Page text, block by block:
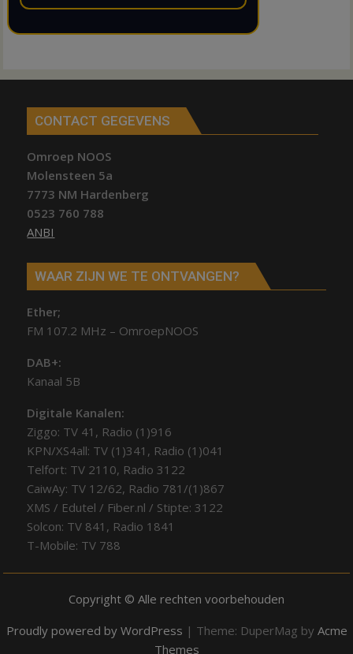
CONTACT GEGEVENS
Omroep NOOS
Molensteen 5a
7773 NM Hardenberg
0523 760 788
ANBI
WAAR ZIJN WE TE ONTVANGEN?
Ether;
FM 107.2 MHz – OmroepNOOS
DAB+:
Kanaal 5B
Digitale Kanalen:
Ziggo: TV 41, Radio (1)916
KPN/XS4all: TV (1)341, Radio (1)041
Telfort: TV 2110, Radio 3122
CaiwAy: TV 12/62, Radio 781/(1)867
XMS / Edutel / Fiber.nl / Stipte: 3122
Solcon: TV 841, Radio 1841
T-Mobile: TV 788
Copyright © Alle rechten voorbehouden
Proudly powered by WordPress | Theme: DuperMag by Acme
Themes